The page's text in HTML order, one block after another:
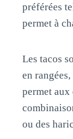
préférées
permet à
Les tacos
en
permet aux
ou des